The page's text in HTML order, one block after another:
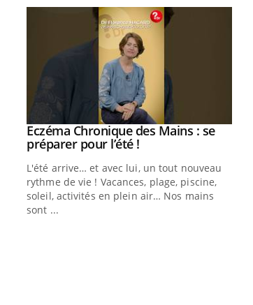
Youtube
Eczéma Chronique des Mains : se
préparer pour l’été !Youtube
L'été arrive… et avec lui, un tout nouveau
rythme de vie ! Vacances, plage, piscine,
soleil, activités en plein air… Nos mains
sont ...